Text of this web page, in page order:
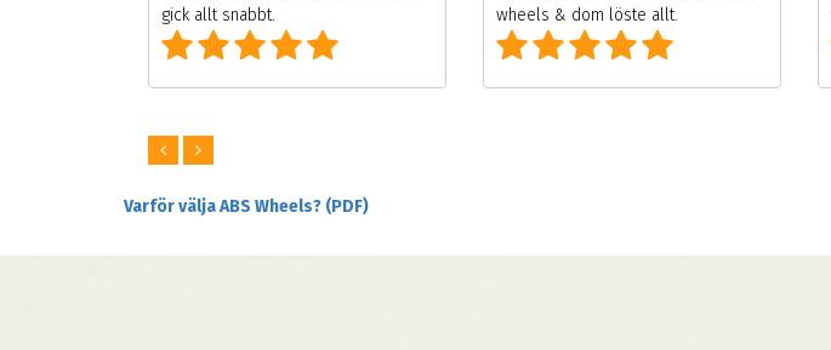
gick allt snabbt.
wheels & dom löste allt.
Varför välja ABS Wheels? (PDF)